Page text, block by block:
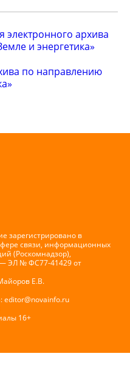
архива
и энергетика»
по направлению
зарегистрировано в
связи, информационных
(Роскомнадзор),
ЭЛ № ФС77-41429 от
Е.В.
editor@novainfo.ru
16+